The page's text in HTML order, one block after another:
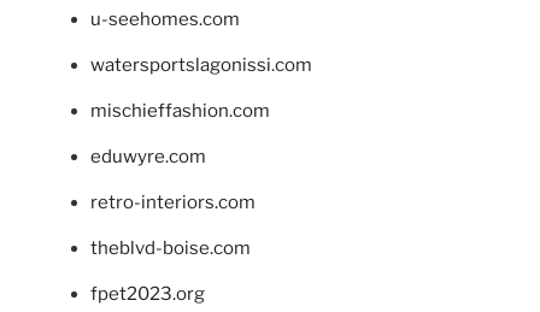
u-seehomes.com
watersportslagonissi.com
mischieffashion.com
eduwyre.com
retro-interiors.com
theblvd-boise.com
fpet2023.org